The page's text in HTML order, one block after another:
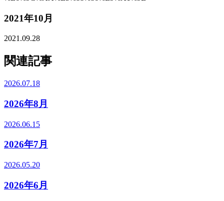
2021年10月
2021.09.28
関連記事
2026.07.18
2026年8月
2026.06.15
2026年7月
2026.05.20
2026年6月